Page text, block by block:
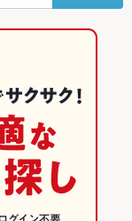
立ち寄り下さい。■八
夏の限定 ★コース】3
ワイン充実